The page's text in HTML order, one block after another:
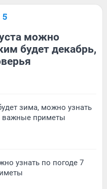
можно
будет декабрь,
зима, можно узнать
важные приметы
узнать по погоде 7